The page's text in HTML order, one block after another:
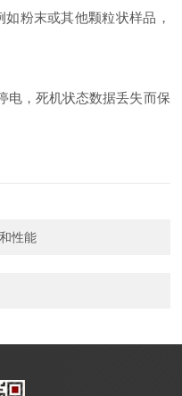
粉末或其他颗粒状样品，
，死机状态数据丢失而保
性能